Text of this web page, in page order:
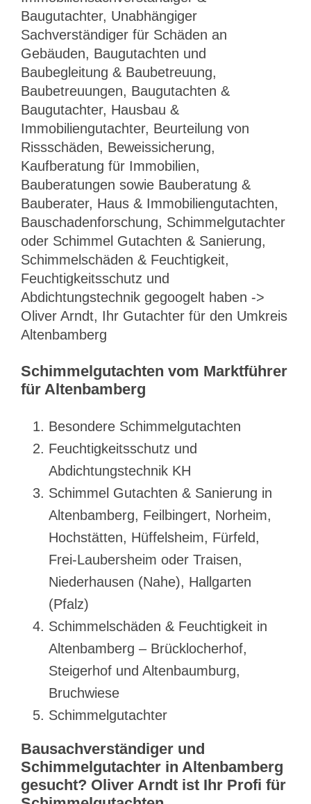
Baugutachter, Unabhängiger
Sachverständiger für Schäden an
Gebäuden, Baugutachten und
Baubegleitung & Baubetreuung,
Baubetreuungen, Baugutachten &
Baugutachter, Hausbau &
Immobiliengutachter, Beurteilung von
Rissschäden, Beweissicherung,
Kaufberatung für Immobilien,
Bauberatungen sowie Bauberatung &
Bauberater, Haus & Immobiliengutachten,
Bauschadenforschung, Schimmelgutachter
oder Schimmel Gutachten & Sanierung,
Schimmelschäden & Feuchtigkeit,
Feuchtigkeitsschutz und
Abdichtungstechnik gegoogelt haben ->
Oliver Arndt, Ihr Gutachter für den Umkreis
Altenbamberg
Schimmelgutachten vom Marktführer
für Altenbamberg
Besondere Schimmelgutachten
Feuchtigkeitsschutz und
Abdichtungstechnik KH
Schimmel Gutachten & Sanierung in
Altenbamberg, Feilbingert, Norheim,
Hochstätten, Hüffelsheim, Fürfeld,
Frei-Laubersheim oder Traisen,
Niederhausen (Nahe), Hallgarten
(Pfalz)
Schimmelschäden & Feuchtigkeit in
Altenbamberg – Brücklocherhof,
Steigerhof und Altenbaumburg,
Bruchwiese
Schimmelgutachter
Bausachverständiger und
Schimmelgutachter in Altenbamberg
gesucht? Oliver Arndt ist Ihr Profi für